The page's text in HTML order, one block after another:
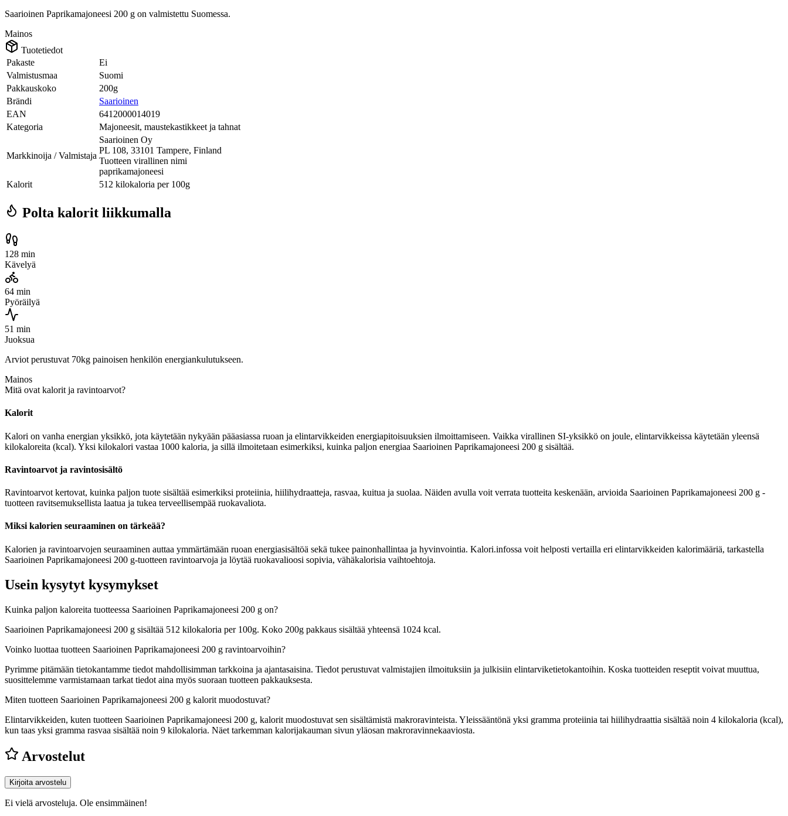
Saarioinen Paprikamajoneesi 200 g on valmistettu Suomessa.
Mainos
Tuotetiedot
Pakaste
Ei
Valmistusmaa
Suomi
Pakkauskoko
200g
Brändi
Saarioinen
EAN
6412000014019
Kategoria
Majoneesit, maustekastikkeet ja tahnat
Markkinoija / Valmistaja
Saarioinen Oy
PL 108, 33101 Tampere, Finland
Tuotteen virallinen nimi
paprikamajoneesi
Kalorit
512 kilokaloria per 100g
Polta kalorit liikkumalla
128 min
Kävelyä
64 min
Pyöräilyä
51 min
Juoksua
Arviot perustuvat 70kg painoisen henkilön energiankulutukseen.
Mainos
Mitä ovat kalorit ja ravintoarvot?
Kalorit
Kalori on vanha energian yksikkö, jota käytetään nykyään pääasiassa ruoan ja elintarvikkeiden energiapitoisuuksien ilmoittamiseen. Vaikka virallinen SI-yksikkö on joule, elintarvikkeissa käytetään yleensä
kilokaloreita (kcal). Yksi kilokalori vastaa 1000 kaloria, ja sillä ilmoitetaan esimerkiksi, kuinka paljon energiaa Saarioinen Paprikamajoneesi 200 g sisältää.
Ravintoarvot ja ravintosisältö
Ravintoarvot kertovat, kuinka paljon tuote sisältää esimerkiksi proteiinia, hiilihydraatteja, rasvaa, kuitua ja suolaa. Näiden avulla voit verrata tuotteita keskenään, arvioida Saarioinen Paprikamajoneesi 200 g -
tuotteen ravitsemuksellista laatua ja tukea terveellisempää ruokavaliota.
Miksi kalorien seuraaminen on tärkeää?
Kalorien ja ravintoarvojen seuraaminen auttaa ymmärtämään ruoan energiasisältöä sekä tukee painonhallintaa ja hyvinvointia. Kalori.infossa voit helposti vertailla eri elintarvikkeiden kalorimääriä, tarkastella
Saarioinen Paprikamajoneesi 200 g-tuotteen ravintoarvoja ja löytää ruokavalioosi sopivia, vähäkalorisia vaihtoehtoja.
Usein kysytyt kysymykset
Kuinka paljon kaloreita tuotteessa Saarioinen Paprikamajoneesi 200 g on?
Saarioinen Paprikamajoneesi 200 g sisältää 512 kilokaloria per 100g. Koko 200g pakkaus sisältää yhteensä 1024 kcal.
Voinko luottaa tuotteen Saarioinen Paprikamajoneesi 200 g ravintoarvoihin?
Pyrimme pitämään tietokantamme tiedot mahdollisimman tarkkoina ja ajantasaisina. Tiedot perustuvat valmistajien ilmoituksiin ja julkisiin elintarviketietokantoihin. Koska tuotteiden reseptit voivat muuttua,
suosittelemme varmistamaan tarkat tiedot aina myös suoraan tuotteen pakkauksesta.
Miten tuotteen Saarioinen Paprikamajoneesi 200 g kalorit muodostuvat?
Elintarvikkeiden, kuten tuotteen Saarioinen Paprikamajoneesi 200 g, kalorit muodostuvat sen sisältämistä makroravinteista. Yleissääntönä yksi gramma proteiinia tai hiilihydraattia sisältää noin 4 kilokaloria (kcal),
kun taas yksi gramma rasvaa sisältää noin 9 kilokaloria. Näet tarkemman kalorijakauman sivun yläosan makroravinnekaaviosta.
Arvostelut
Kirjoita arvostelu
Ei vielä arvosteluja. Ole ensimmäinen!